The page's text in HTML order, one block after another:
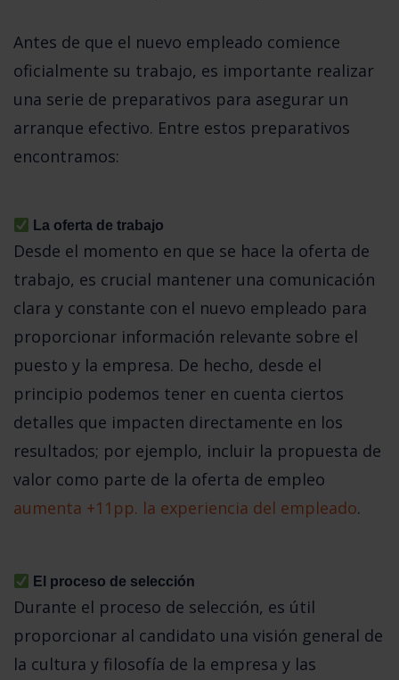
Antes de que el nuevo empleado comience
oficialmente su trabajo, es importante realizar
una serie de preparativos para asegurar un
arranque efectivo. Entre estos preparativos
encontramos:
La oferta de trabajo
Desde el momento en que se hace la oferta de
trabajo, es crucial mantener una comunicación
clara y constante con el nuevo empleado para
proporcionar información relevante sobre el
puesto y la empresa. De hecho, desde el
principio podemos tener en cuenta ciertos
detalles que impacten directamente en los
resultados; por ejemplo, incluir la propuesta de
aumenta +11pp. la experiencia del empleado.
El proceso de selección
Durante el proceso de selección, es útil
proporcionar al candidato una visión general de
la cultura y filosofía de la empresa y las